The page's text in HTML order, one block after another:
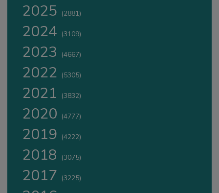
2025 (2881)
2024 (3109)
2023 (4667)
2022 (5305)
2021 (3832)
2020 (4777)
2019 (4222)
2018 (3075)
2017 (3225)